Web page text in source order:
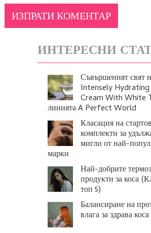
ИНТЕРЕСНИ
Съвършеният свят
Intensely
Cream With White
линията A Perfect World
Класация на
комплекти за
мигли от най-
марки
Най-добрите
продукти за коса
топ 5)
Балансиране на
влага за здрава коса